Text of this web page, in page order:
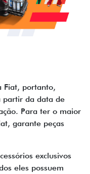
Fiat, portanto,
partir da data de
Para ter o maior
garante peças
exclusivos
eles possuem